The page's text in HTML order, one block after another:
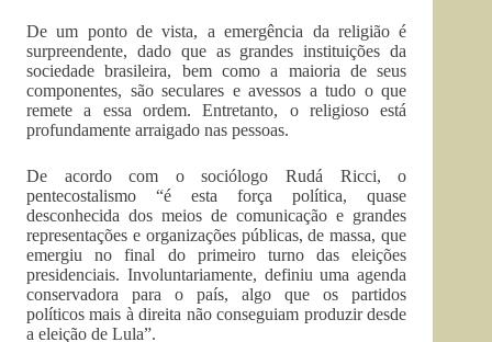
De um ponto de vista, a emergência da religião é
surpreendente, dado que as grandes instituições da
sociedade brasileira, bem como a maioria de seus
componentes, são seculares e avessos a tudo o que
remete a essa ordem. Entretanto, o religioso está
profundamente arraigado nas pessoas.
De acordo com o sociólogo Rudá Ricci, o
pentecostalismo “é esta força política, quase
desconhecida dos meios de comunicação e grandes
representações e organizações públicas, de massa, que
emergiu no final do primeiro turno das eleições
presidenciais. Involuntariamente, definiu uma agenda
conservadora para o país, algo que os partidos
políticos mais à direita não conseguiam produzir desde
a eleição de Lula”.